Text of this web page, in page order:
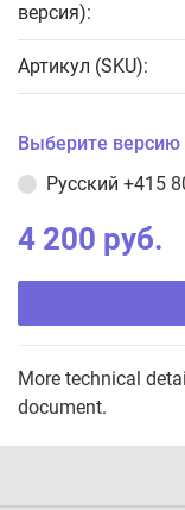
версия):
Артикул (SKU):
Выберите версию
Русский +415
4 200 руб.
More technical
document.